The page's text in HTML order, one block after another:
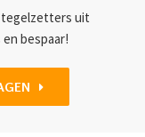
tegelzetters uit
bespaar!